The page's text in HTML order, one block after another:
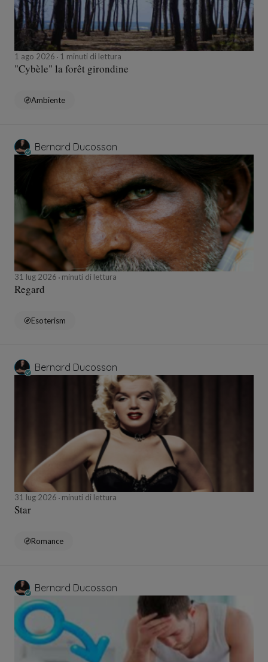
1 ago 2026 1 minuti di lettura
"Cybèle" la forêt girondine
Ambiente
Bernard Ducosson
31 lug 2026 minuti di lettura
Regard
Esoterism
Bernard Ducosson
31 lug 2026 minuti di lettura
Star
Romance
Bernard Ducosson